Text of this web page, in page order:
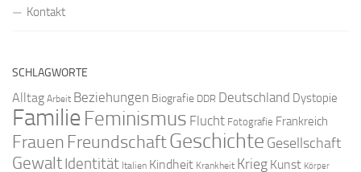
Kontakt
SCHLAGWORTE
Alltag Arbeit Beziehungen Biografie DDR Deutschland Dystopie
FamilieFeminismus Flucht Fotografie Frankreich
Frauen FreundschaftGeschichte Gesellschaft
GewaltIdentität Italien Kindheit Krankheit Krieg Kunst Körper